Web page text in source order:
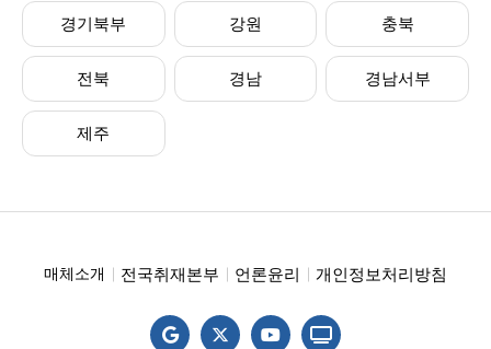
경기북부 강원 충북
전북 경남 경남서부
제주
매체소개 전국취재본부 언론윤리 개인정보처리방침